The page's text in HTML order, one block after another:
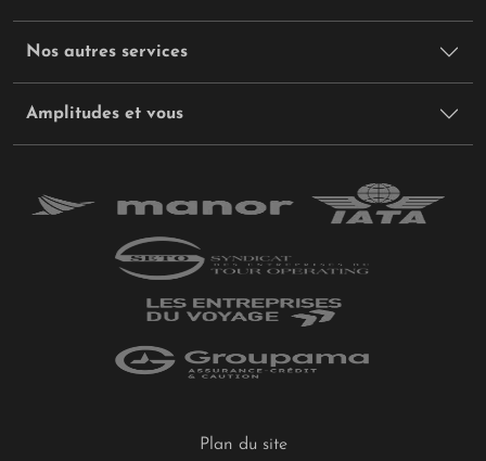
Nos autres services
Amplitudes et vous
Plan du site